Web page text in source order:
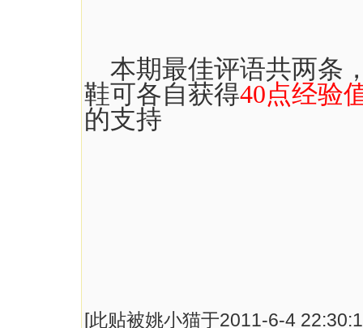
本期最佳评语共两条
鞋可各自获得40点经验
的支持
[此贴被姚小猫于2011-6-4